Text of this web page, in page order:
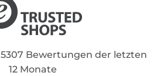
5307 Bewertungen der letzten
12 Monate